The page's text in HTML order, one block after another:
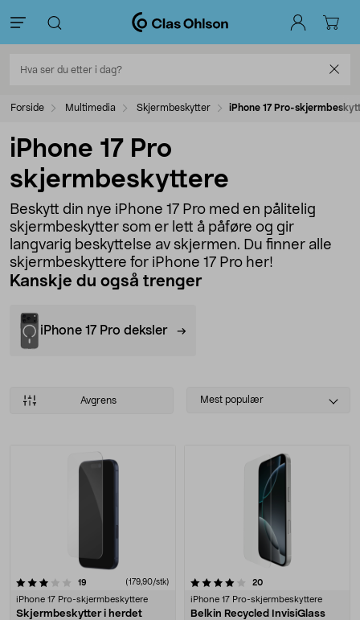
Forside Multimedia Skjermbeskytter iPhone 17 Pro-
iPhone 17 Pro
skjermbeskyttere
Beskytt din nye iPhone 17 Pro med en pålitelig
skjermbeskytter som er lett å påføre og gir
langvarig beskyttelse av skjermen. Du finner alle
skjermbeskyttere for iPhone 17 Pro her!
Kanskje du også trenger
iPhone 17 Pro deksler
Avgrens
Select
Mest populær
Produkter
19 anmeldelser(179,90/stk)
iPhone 17 Pro-skjermbeskyttere
Skjermbeskytter i herdet
4.0 av 5 stjerner 20anmeldelser
iPhone 17 Pro-skjermbeskyttere
Belkin Recycled InvisiGlass